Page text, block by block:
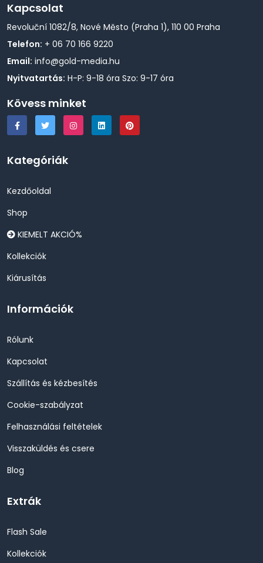
Kapcsolat
Revoluční 1082/8, Nové Město (Praha 1), 110 00 Praha
Telefon: + 06 70 166 9220
Email: info@gold-media.hu
Nyitvatartás: H-P: 9-18 óra Szo: 9-17 óra
Kövess minket
Kategóriák
Kezdőoldal
Shop
KIEMELT AKCIÓ%
Kollekciók
Kiárusítás
Információk
Rólunk
Kapcsolat
Szállítás és kézbesítés
Cookie-szabályzat
Felhasználási feltételek
Visszaküldés és csere
Blog
Extrák
Flash Sale
Kollekciók